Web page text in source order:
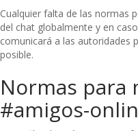
Cualquier falta de las normas
del chat globalmente y en
comunicará a las autoridades
posible.
Normas para
#amigos-